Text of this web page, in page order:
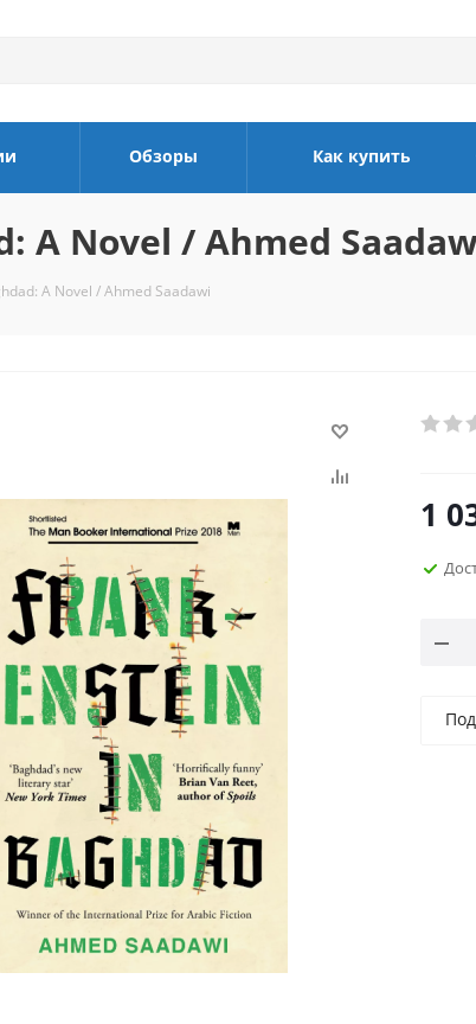
Обзоры Как купить
A Novel / Ahmed
A Novel / Ahmed Saadawi
1